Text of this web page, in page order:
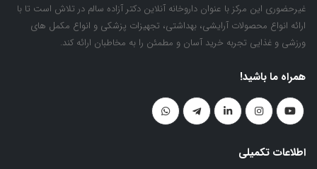
غیرحضوری این مرکز با عنوان داروخانه آنلاین دکتر آزاده سالم در تلاش است تا با
ارائه انواع محصولات آرایشی، بهداشتی، تجهیزات پزشکی و انواع مکمل های
ورزشی و غذایی تجربه خرید آسان و مطمئن را به مخاطبان ارائه کند.
همراه ما باشید!
اطلاعات تکمیلی